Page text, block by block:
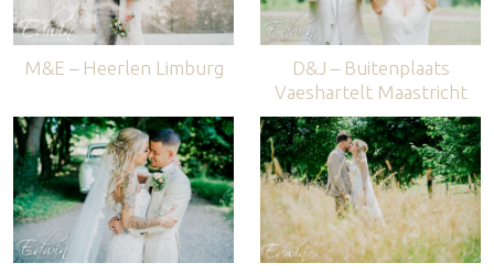
M&E – Heerlen Limburg
D&J – Buitenplaats
Vaeshartelt Maastricht